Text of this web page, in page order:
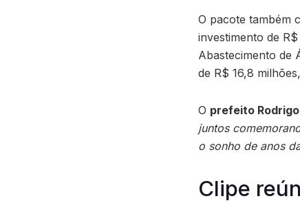
O pacote também
investimento de
Abastecimento de
de R$ 16,8
O prefeito
juntos
o sonho de anos
Clipe